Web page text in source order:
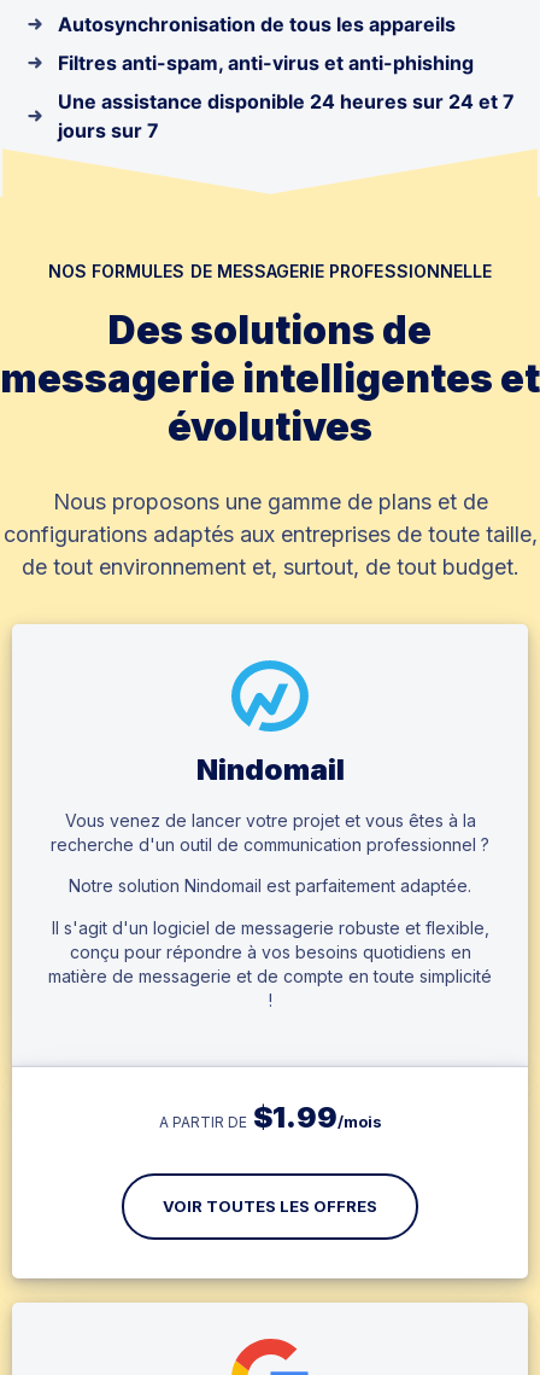
Autosynchronisation de tous les appareils
Filtres anti-spam, anti-virus et anti-phishing
Une assistance disponible 24 heures sur 24 et 7
jours sur 7
NOS FORMULES DE MESSAGERIE PROFESSIONNELLE
Des solutions de
messagerie intelligentes et
évolutives
Nous proposons une gamme de plans et de
configurations adaptés aux entreprises de toute taille,
de tout environnement et, surtout, de tout budget.
Nindomail
Vous venez de lancer votre projet et vous êtes à la
recherche d'un outil de communication professionnel ?
Notre solution Nindomail est parfaitement adaptée.
Il s'agit d'un logiciel de messagerie robuste et flexible,
conçu pour répondre à vos besoins quotidiens en
matière de messagerie et de compte en toute simplicité
!
A PARTIR DE $1.99/mois
VOIR TOUTES LES OFFRES